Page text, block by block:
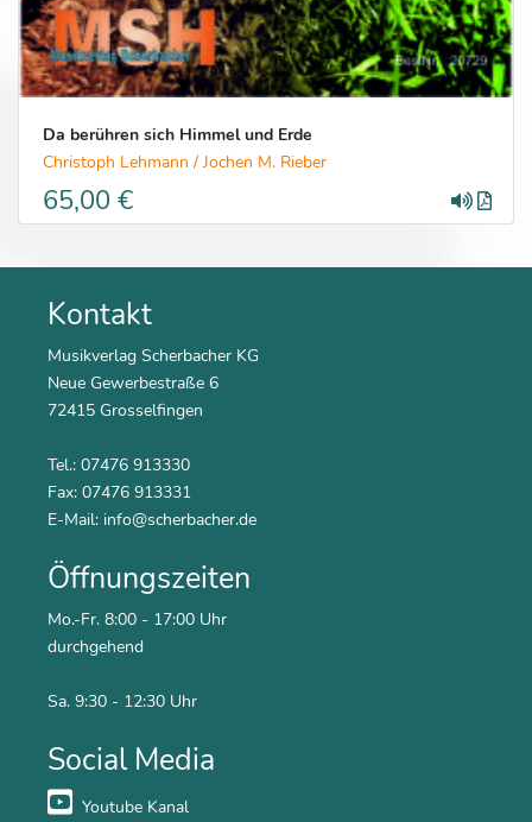
Da berühren sich Himmel und Erde
Christoph Lehmann / Jochen M. Rieber
65,00 €
Kontakt
Musikverlag Scherbacher KG
Neue Gewerbestraße 6
72415 Grosselfingen
Tel.: 07476 913330
Fax: 07476 913331
E-Mail: info@scherbacher.de
Öffnungszeiten
Mo.-Fr. 8:00 - 17:00 Uhr
durchgehend
Sa. 9:30 - 12:30 Uhr
Social Media
Youtube Kanal